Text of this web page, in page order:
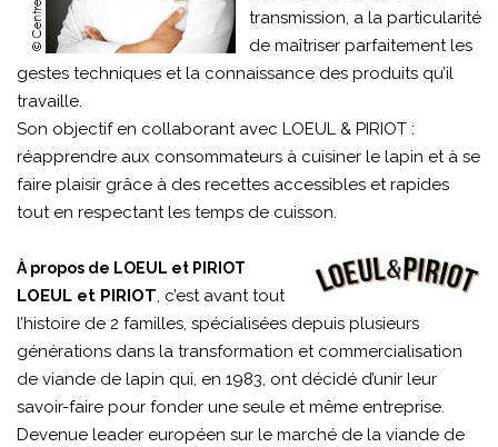
transmission, a la particularité
de maîtriser parfaitement les
gestes techniques et la connaissance des produits qu’il
travaille.
Son objectif en collaborant avec LOEUL & PIRIOT :
réapprendre aux consommateurs à cuisiner le lapin et à se
faire plaisir grâce à des recettes accessibles et rapides
tout en respectant les temps de cuisson.
À propos de LOEUL et PIRIOT
LOEUL et PIRIOT, c’est avant tout
l’histoire de 2 familles, spécialisées depuis plusieurs
générations dans la transformation et commercialisation
de viande de lapin qui, en 1983, ont décidé d’unir leur
savoir-faire pour fonder une seule et même entreprise.
Devenue leader européen sur le marché de la viande de